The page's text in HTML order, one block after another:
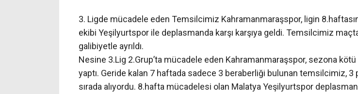
3. Ligde mücadele eden Temsilcimiz Kahramanmaraşspor, ligin
ekibi Yeşilyurtspor ile deplasmanda karşı karşıya geldi. Temsilcimiz
galibiyetle ayrıldı.
Nesine 3.Lig 2.Grup’ta mücadele eden Kahramanmaraşspor, sezona kötü
yaptı. Geride kalan 7 haftada sadece 3 beraberliği bulunan temsilcimiz, 3
sırada alıyordu. 8.hafta mücadelesi olan Malatya Yeşilyurtspor